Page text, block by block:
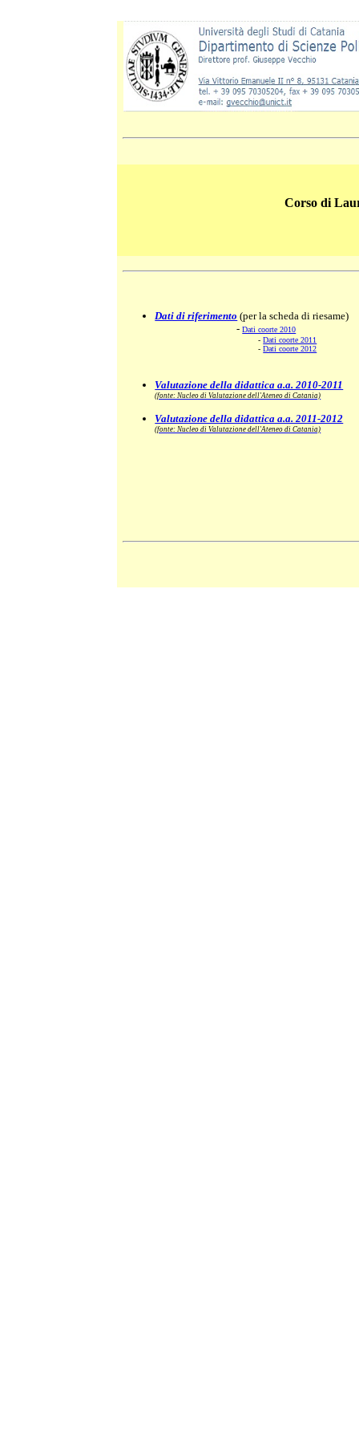
Corso di
Dati di riferimento (per la scheda di riesame)
-Dati coorte 2010
-Dati coorte 2011
-Dati coorte 2012
Valutazione della didattica a.a. 2010-2011
(fonte: Nucleo di Valutazione dell'Ateneo di Catania)
Valutazione della didattica a.a. 2011-2012
(fonte: Nucleo di Valutazione dell'Ateneo di Catania)